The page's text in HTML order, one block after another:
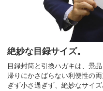
絶妙な目録サイズ。
目録封筒と引換ハガキは、景
帰りにかさばらない利便性の
ぎず小さ過ぎず、絶妙なサイズ